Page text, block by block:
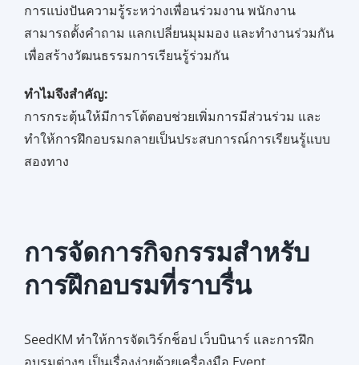
การแบ่งปันความรู้ระหว่างเพื่อนร่วมงาน พนักงาน
สามารถตั้งคำถาม แลกเปลี่ยนมุมมอง และทำงานร่วมกัน
เพื่อสร้างวัฒนธรรมการเรียนรู้ร่วมกัน
ทำไมจึงสำคัญ:
การกระตุ้นให้มีการโต้ตอบช่วยเพิ่มการมีส่วนร่วม และ
ทำให้การฝึกอบรมกลายเป็นประสบการณ์การเรียนรู้แบบ
สองทาง
การจัดการกิจกรรมสำหรับ
การฝึกอบรมที่ราบรื่น
SeedKM ทำให้การจัดเวิร์กช็อป เว็บบินาร์ และการฝึก